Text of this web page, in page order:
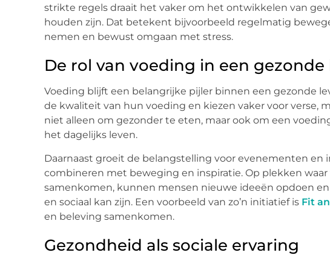
strikte regels draait het vaker om het ontwikkelen van
houden zijn. Dat betekent bijvoorbeeld regelmatig
nemen en bewust omgaan met stress.
De rol van voeding in een gezonde
Voeding blijft een belangrijke pijler binnen een gezonde
de kwaliteit van hun voeding en kiezen vaker voor verse,
niet alleen om gezonder te eten, maar ook om een
het dagelijks leven.
Daarnaast groeit de belangstelling voor evenementen en
combineren met beweging en inspiratie. Op plekken
samenkomen, kunnen mensen nieuwe ideeën opdoen
en sociaal kan zijn. Een voorbeeld van zo’n initiatief is Fit
en beleving samenkomen.
Gezondheid als sociale ervaring